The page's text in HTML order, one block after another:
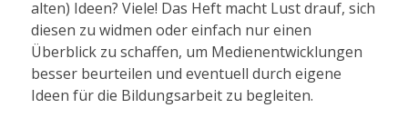
alten) Ideen? Viele! Das Heft macht Lust drauf, sich
diesen zu widmen oder einfach nur einen
Überblick zu schaffen, um Medienentwicklungen
besser beurteilen und eventuell durch eigene
Ideen für die Bildungsarbeit zu begleiten.